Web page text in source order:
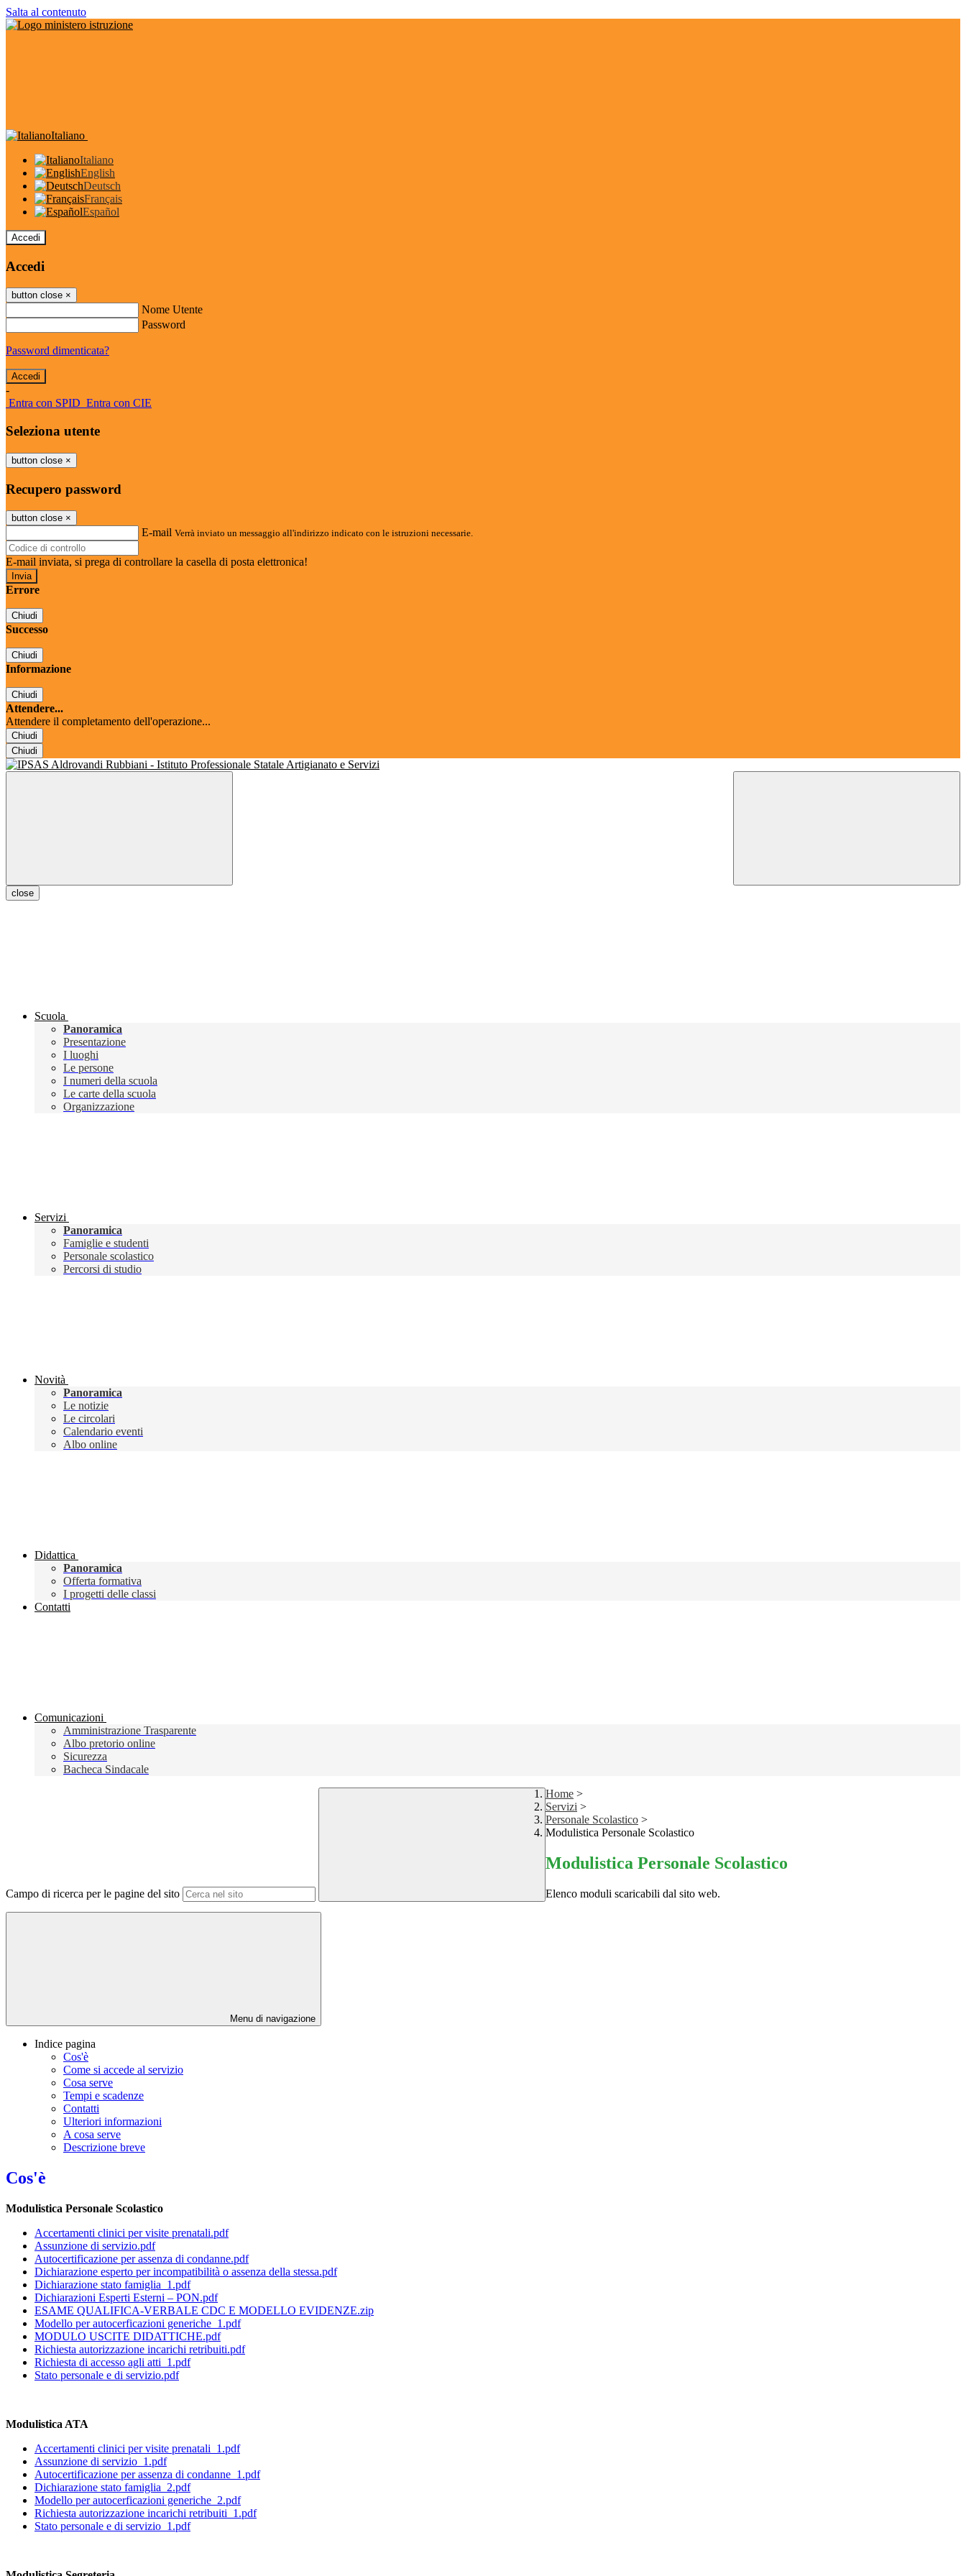
Salta al contenuto
Italiano
Italiano
English
Deutsch
Français
Español
Accedi
Accedi
button close ×
Nome Utente
Password
Password dimenticata?
-
Entra con SPID Entra con CIE
Seleziona utente
button close ×
Recupero password
button close ×
E-mail Verrà inviato un messaggio all'indirizzo indicato con le istruzioni necessarie.
E-mail inviata, si prega di controllare la casella di posta elettronica!
Errore
Chiudi
Successo
Chiudi
Informazione
Chiudi
Attendere...
Attendere il completamento dell'operazione...
Chiudi
Chiudi
close
Scuola
Panoramica
Presentazione
I luoghi
Le persone
I numeri della scuola
Le carte della scuola
Organizzazione
Servizi
Panoramica
Famiglie e studenti
Personale scolastico
Percorsi di studio
Novità
Panoramica
Le notizie
Le circolari
Calendario eventi
Albo online
Didattica
Panoramica
Offerta formativa
I progetti delle classi
Contatti
Comunicazioni
Amministrazione Trasparente
Albo pretorio online
Sicurezza
Bacheca Sindacale
Campo di ricerca per le pagine del sito
Home >
Servizi >
Personale Scolastico >
Modulistica Personale Scolastico
Modulistica Personale Scolastico
Elenco moduli scaricabili dal sito web.
Menu di navigazione
Indice pagina
Cos'è
Come si accede al servizio
Cosa serve
Tempi e scadenze
Contatti
Ulteriori informazioni
A cosa serve
Descrizione breve
Cos'è
Modulistica Personale Scolastico
Accertamenti clinici per visite prenatali.pdf
Assunzione di servizio.pdf
Autocertificazione per assenza di condanne.pdf
Dichiarazione esperto per incompatibilità o assenza della stessa.pdf
Dichiarazione stato famiglia_1.pdf
Dichiarazioni Esperti Esterni – PON.pdf
ESAME QUALIFICA-VERBALE CDC E MODELLO EVIDENZE.zip
Modello per autocerficazioni generiche_1.pdf
MODULO USCITE DIDATTICHE.pdf
Richiesta autorizzazione incarichi retribuiti.pdf
Richiesta di accesso agli atti_1.pdf
Stato personale e di servizio.pdf
Modulistica ATA
Accertamenti clinici per visite prenatali_1.pdf
Assunzione di servizio_1.pdf
Autocertificazione per assenza di condanne_1.pdf
Dichiarazione stato famiglia_2.pdf
Modello per autocerficazioni generiche_2.pdf
Richiesta autorizzazione incarichi retribuiti_1.pdf
Stato personale e di servizio_1.pdf